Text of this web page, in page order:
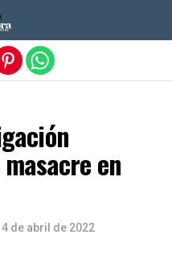
en
4 de abril de 2022
móvil